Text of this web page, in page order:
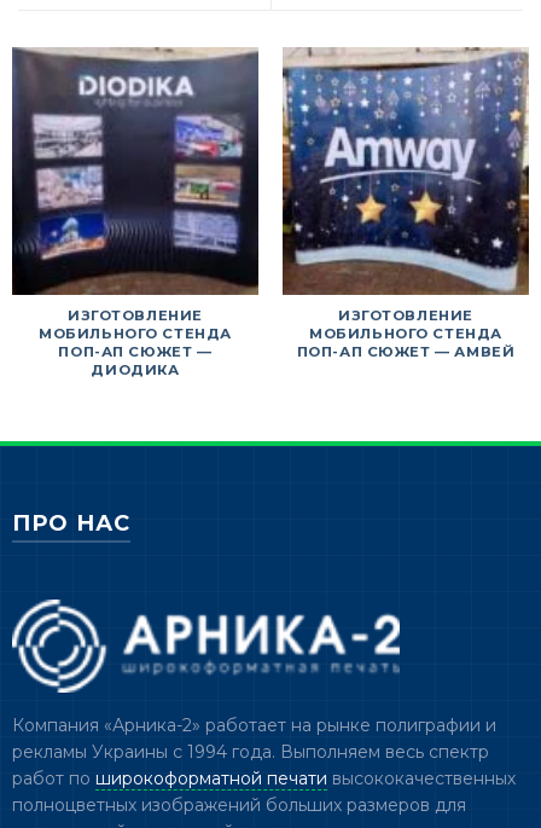
ИЗГОТОВЛЕНИЕ
МОБИЛЬНОГО СТЕНДА
ПОП-АП СЮЖЕТ —
ДИОДИКА
ИЗГОТОВЛЕНИЕ
МОБИЛЬНОГО СТЕНДА
ПОП-АП СЮЖЕТ — АМВЕЙ
ПРО НАС
Компания «Арника-2» работает на рынке полиграфии и
рекламы Украины с 1994 года. Выполняем весь спектр
работ по широкоформатной печати высококачественных
полноцветных изображений больших размеров для